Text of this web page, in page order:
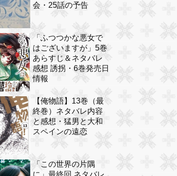
会・25話の予告
「ふつつかな悪女で
はございますが」5巻
あらすじ＆ネタバレ
感想 誘拐・6巻発売日
情報
【俺物語】13巻（最
終巻）ネタバレ内容
と感想・猛男と大和
スペインの遠恋
「この世界の片隅